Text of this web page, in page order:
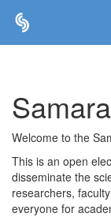
Welcome to the
This is an open
disseminate the
researchers,
everyone for